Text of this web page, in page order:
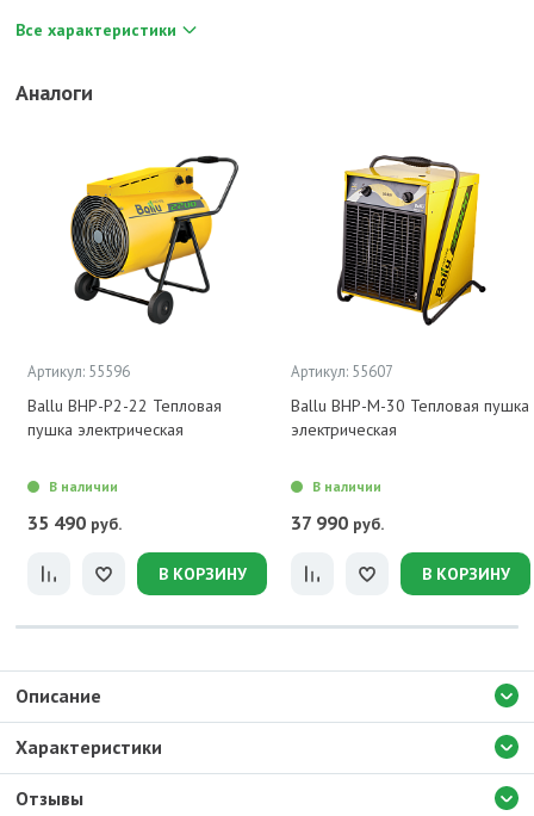
Все характеристики
Аналоги
Артикул: 55596
Ballu BHP-P2-22 Тепловая
пушка электрическая
В наличии
35 490 руб.
В КОРЗИНУ
Артикул: 55607
Ballu BHP-M-30 Тепловая пушка
электрическая
В наличии
37 990 руб.
В КОРЗИНУ
Описание
Характеристики
Отзывы